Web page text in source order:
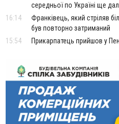
середньої по Україні ще
16:14
Франківець, який стріляв
був повторно затриманий
15:54
Прикарпатець прийшов у
14:59
У Болгарії затримали
наркотики для
14:47
Стефанішина отримала нову
запобіжний захід
14:02
«Пілот з Лондона»
майже 64 тисячі гривень